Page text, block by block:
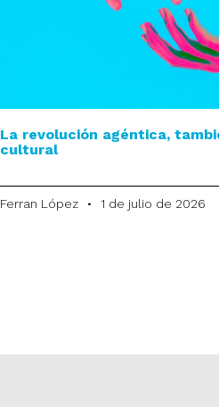
La revolución agéntica,
cultural
Ferran López 1 de julio de 2026